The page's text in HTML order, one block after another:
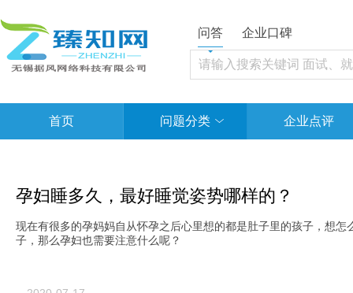
问答 企业口碑
首页 问题分类 企业点评
孕妇睡多久，最好睡觉姿势哪样的？
现在有很多的孕妈妈自从怀孕之后心里想的都是肚子里的孩子，想
子，那么孕妇也需要注意什么呢？